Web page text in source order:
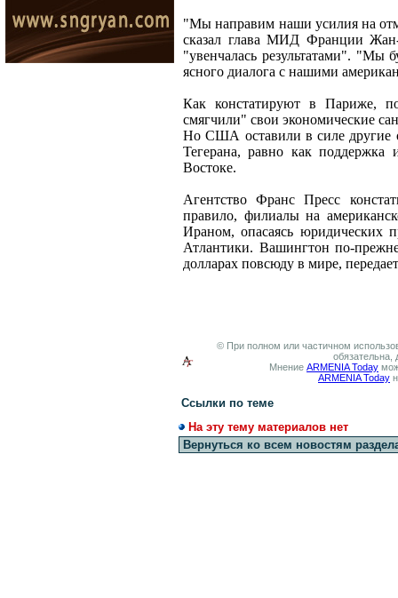
"Мы направим наши усилия на
сказал глава МИД Франции
"увенчалась результатами". "Мы
ясного диалога с нашими
Как констатируют в Париже,
смягчили" свои экономические
Но США оставили в силе другие
Тегерана, равно как
Востоке.
Агентство Франс Пресс
правило, филиалы на
Ираном, опасаясь юридических
Атлантики. Вашингтон по-
долларах повсюду в мире,
© При полном или частичном
обязательна,
Мнение ARMENIA Today
ARMENIA Today
Ссылки по теме
На эту тему материалов нет
Вернуться ко всем новостям